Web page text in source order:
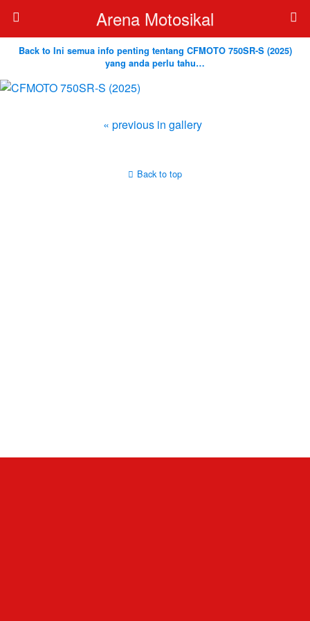
Arena Motosikal
Back to Ini semua info penting tentang CFMOTO 750SR-S (2025)
yang anda perlu tahu…
« previous in gallery
Back to top